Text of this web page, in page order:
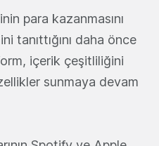
para kazanmasını
tanıttığını daha önce
içerik çeşitliliğini
sunmaya devam